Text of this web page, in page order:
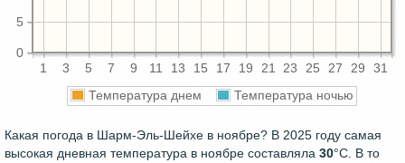
1 3 5 7 9 11 13 15 17 19 21 23 25 27 29 31
0
5
Температура днем Температура ночью
Какая погода в Шарм-Эль-Шейхе в ноябре? В 2025 году самая
высокая дневная температура в ноябре составляла 30°С. В то